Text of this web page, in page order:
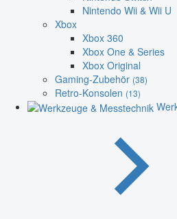
Nintendo Wii & Wii U
Xbox
Xbox 360
Xbox One & Series
Xbox Original
Gaming-Zubehör (38)
Retro-Konsolen (13)